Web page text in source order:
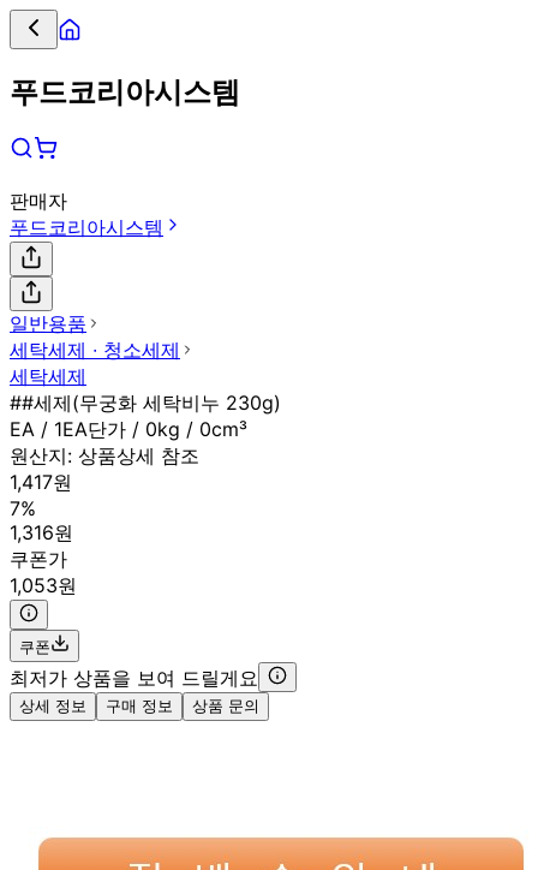
푸드코리아시스템
판매자
푸드코리아시스템
일반용품
세탁세제 ∙ 청소세제
세탁세제
##세제(무궁화 세탁비누 230g)
EA / 1EA단가 / 0kg / 0cm³
원산지: 상품상세 참조
1,417원
7%
1,316원
쿠폰가
1,053원
쿠폰
최저가 상품을 보여 드릴게요
상세 정보 구매 정보 상품 문의